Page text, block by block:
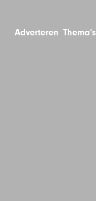
Adverteren Thema’s